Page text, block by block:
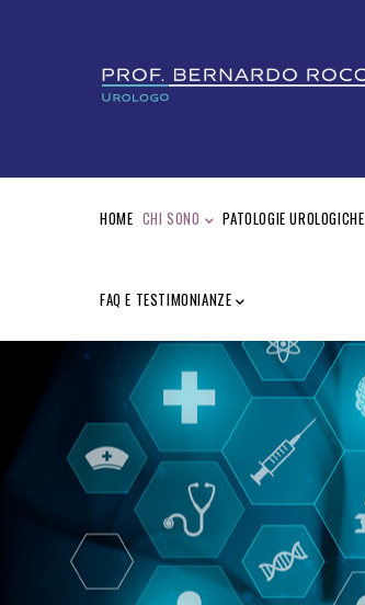
NAVIGATION
HOME CHI SONO PATOLOGIE UROLOGICHE
FAQ E TESTIMONIANZE